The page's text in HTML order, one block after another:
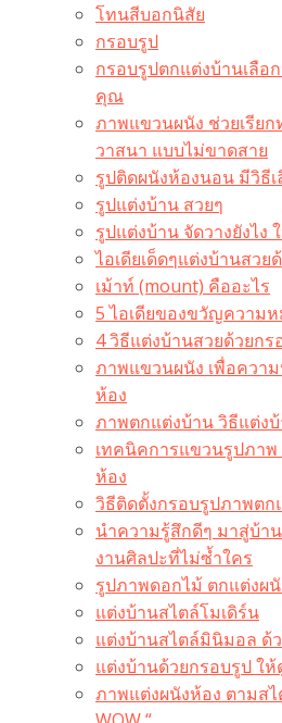
โทนสีบอกนิสัย
กรอบรูป
กรอบรูปตกแต่งบ้านเลือ
คุณ
ภาพแขวนผนัง ช่วยเรีย
วาสนา แบบไม่ขาดสาย
รูปติดผนังห้องนอน มีวิธี
รูปแต่งบ้าน สวยๆ
รูปแต่งบ้าน จัดวางยังไ
ไอเดียเด็ดๆแต่งบ้านสวย
เม้าท์ (mount) คืออะไร​
5 ไอเดียของขวัญความ
4 วิธีแต่งบ้านสวยด้วยกร
ภาพแขวนผนัง เพื่อควา
ห้อง
ภาพตกแต่งบ้าน วิธีแต่ง
เทคนิคการแขวนรูปภาพ
ห้อง
วิธีติดตั้งกรอบรูปภาพตก
นำความรู้สึกดีๆ มาสู่บ้า
งานศิลปะที่ไม่ซ้ำใคร
รูปภาพดอกไม้ ตกแต่งผ
แต่งบ้านสไตล์โมเดิร์น
แต่งบ้านสไตล์มินิมอล ด้
แต่งบ้านด้วยกรอบรูป ใ
ภาพแต่งผนังห้อง ตามส